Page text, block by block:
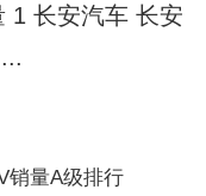
1 长安汽车 长安
销量A级排行